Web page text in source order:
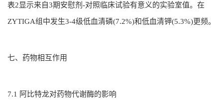
表2显示来自3期安慰剂-对照临床试验有意义的实验室值。在
ZYTIGA组中发生3-4级低血清磷(7.2%)和低血清钾(5.3%)更频。
七、药物相互作用
7.1 阿比特龙对药物代谢酶的影响